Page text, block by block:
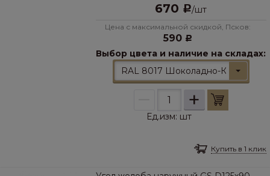
670 Р/шт
Цена с максимальной скидкой, Псков:
590 Р
Выбор цвета и наличие на складах:
RAL 8017 Шоколадно-
+
Ед.изм: шт
Купить в 1 клик